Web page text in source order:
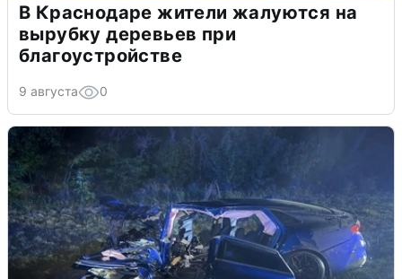
В Краснодаре жители жалуются на
вырубку деревьев при
благоустройстве
9 августа 0